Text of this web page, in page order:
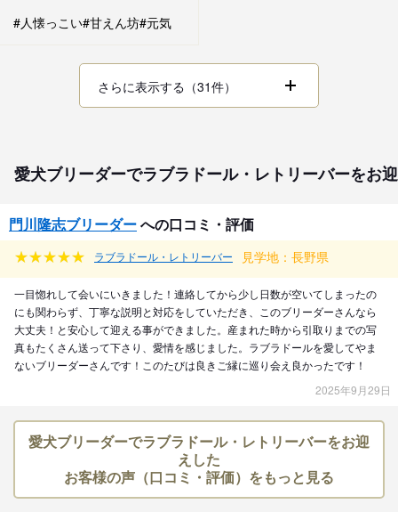
#人懐っこい#甘えん坊#元気
さらに表示する（31件）
愛犬ブリーダーでラブラドール・レトリーバーをお
門川隆志ブリーダーへの口コミ・評価
ラブラドール・レトリーバー 見学地：長野県
一目惚れして会いにいきました！連絡してから少し日数が空いてしまったの
にも関わらず、丁寧な説明と対応をしていただき、このブリーダーさんなら
大丈夫！と安心して迎える事ができました。産まれた時から引取りまでの写
真もたくさん送って下さり、愛情を感じました。ラブラドールを愛してやま
ないブリーダーさんです！このたびは良きご縁に巡り会え良かったです！
2025年9月29日
愛犬ブリーダーでラブラドール・レトリーバーをお迎
えした
お客様の声（口コミ・評価）をもっと見る